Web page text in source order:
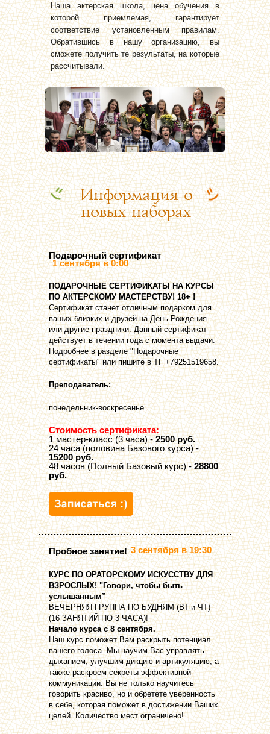
Наша актерская школа, цена обучения в
которой приемлемая, гарантирует
соответствие установленным правилам.
Обратившись в нашу организацию, вы
сможете получить те результаты, на которые
рассчитывали.
Информация о
новых наборах
Подарочный сертификат
1 сентября в 0:00
ПOДАРОЧНЫЕ СЕРТИФИКАТЫ НА КУРСЫ
ПО АКТЕРСКОМУ МАСТЕРСТВУ! 18+ !
Сертификат станет отличным подарком для
ваших близких и друзей на День Рождения
или другие праздники. Данный сертификат
действует в течении года с момента выдачи.
Подробнее в разделе "Подарочные
сертификаты" или пишите в ТГ +79251519658.
Преподаватель:
понедельник-воскресенье
Стоимость сертификата:
1 мастер-класс (3 часа) -2500 руб.
24 часа (половина Базового курса) -
15200 руб.
48 часов (Полный Базовый курс) -28800
руб.
Пробное занятие! 3 сентября в 19:30
КУРС ПО ОРАТОРСКОМУ ИСКУССТВУ ДЛЯ
ВЗРОСЛЫХ! "Говори, чтобы быть
услышанным”
ВЕЧЕРНЯЯ ГРУППА ПО БУДНЯМ (ВТ и ЧТ)
(16 ЗАНЯТИЙ ПО 3 ЧАСА)!
Начало курса с 8 сентября.
Наш курс поможет Вам раскрыть потенциал
вашего голоса. Мы научим Вас управлять
дыханием, улучшим дикцию и артикуляцию, а
также раскроем секреты эффективной
коммуникации. Вы не только научитесь
говорить красиво, но и обретете уверенность
в себе, которая поможет в достижении Ваших
целей. Количество мест ограничено!